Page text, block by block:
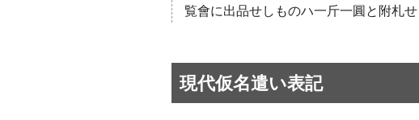
覧會に出品せしものハ一斤一圓と附札せ
現代仮名遣い表記